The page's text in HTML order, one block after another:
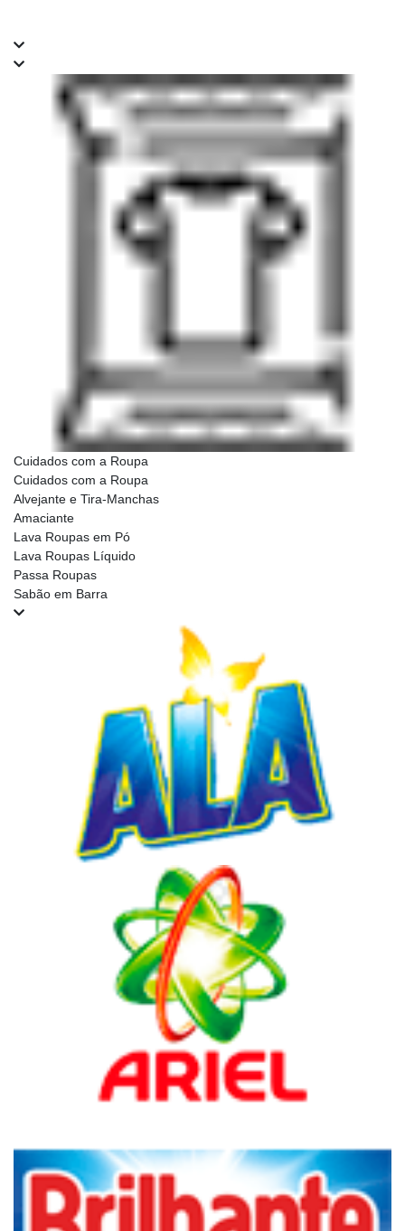
Cuidados com a Roupa
Cuidados com a Roupa
Alvejante e Tira-Manchas
Amaciante
Lava Roupas em Pó
Lava Roupas Líquido
Passa Roupas
Sabão em Barra